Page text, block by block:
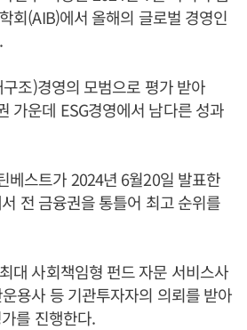
회(AIB)에서 올해의 글로벌 경영인
조)경영의 모범으로 평가 받아
가운데 ESG경영에서 남다른 성과
베스트가 2024년 6월20일 발표한
서 전 금융권을 통틀어 최고 순위를
대 사회책임형 펀드 자문 서비스사
용사 등 기관투자자의 의뢰를 받아
를 진행한다.